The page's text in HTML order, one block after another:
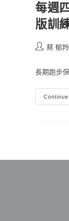
每週
版訓練
蔡 郁羚
長期跑步